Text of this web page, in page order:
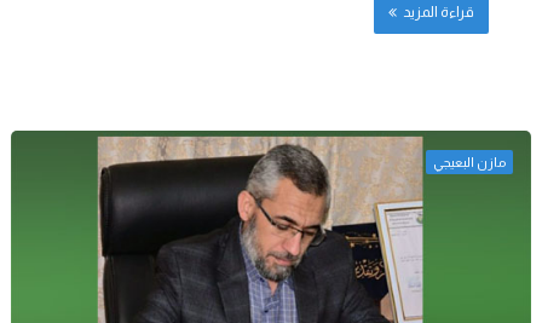
قراءة المزيد
مازن البعيجي